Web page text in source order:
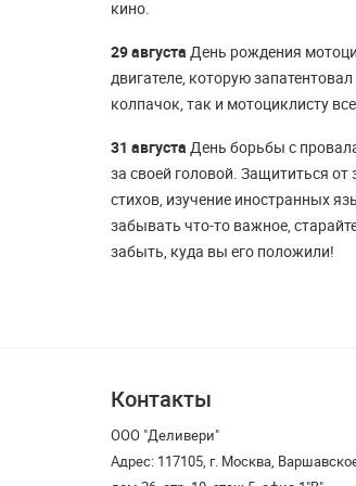
кино.
29 августа День рождения
двигателе, которую
колпачок, так и мотоциклисту
31 августа День борьбы с
за своей головой. Защититься
стихов, изучение иностранных
забывать что-то важное,
забыть, куда вы его положили!
Контакты
ООО "Деливери"
Адрес: 117105, г. Москва,